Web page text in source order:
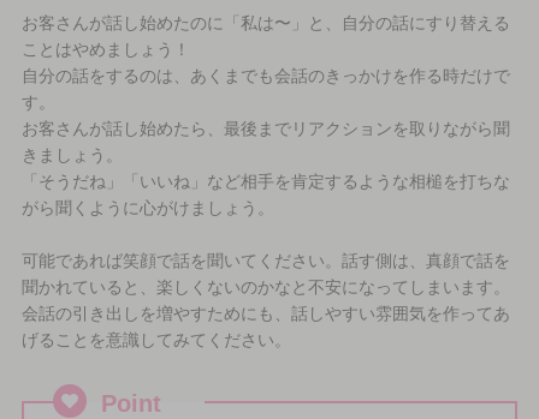
お客さんが話し始めたのに「私は〜」と、自分の話にすり替える
ことはやめましょう！
自分の話をするのは、あくまでも会話のきっかけを作る時だけで
す。
お客さんが話し始めたら、最後までリアクションを取りながら聞
きましょう。
「そうだね」「いいね」など相手を肯定するような相槌を打ちな
がら聞くように心がけましょう。
可能であれば笑顔で話を聞いてください。話す側は、真顔で話を
聞かれていると、楽しくないのかなと不安になってしまいます。
会話の引き出しを増やすためにも、話しやすい雰囲気を作ってあ
げることを意識してみてください。
Point